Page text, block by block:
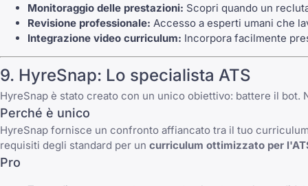
Monitoraggio delle prestazioni: Scopri quando un
Revisione professionale: Accesso a esperti umani che
Integrazione video curriculum: Incorpora facilmente
9. HyreSnap: Lo specialista ATS
HyreSnap è stato creato con un unico obiettivo: battere il
Perché è unico
HyreSnap fornisce un confronto affiancato tra il tuo
requisiti degli standard per un curriculum ottimizzato per
Pro